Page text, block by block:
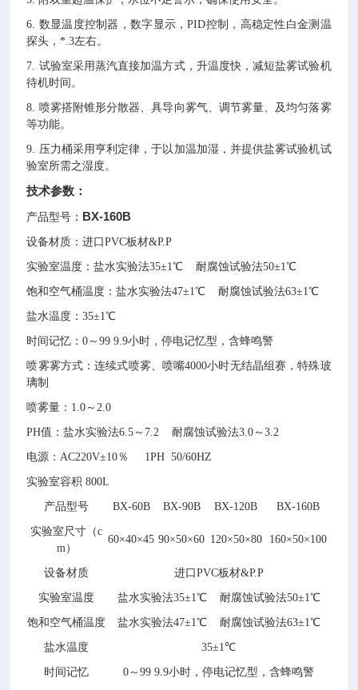
6. 数显温度控制器，数字显示，PID控制，高稳定性白金测温
探头，*.3左右。
7. 试验室采用蒸汽直接加温方式，升温度快，减短盐雾试验机
待机时间。
8. 喷雾搭附锥形分散器、具导向雾气、调节雾量、及均匀落雾
等功能。
9. 压力桶采用亨利定律，于以加温加湿，并提供盐雾试验机试
验室所需之湿度。
技术参数：
产品型号： BX-160B
设备材质：进口PVC板材&P.P
实验室温度：盐水实验法35±1℃ 耐腐蚀试验法50±1℃
饱和空气桶温度：盐水实验法47±1℃ 耐腐蚀试验法63±1℃
盐水温度：35±1℃
时间记忆：0～99 9.9小时，停电记忆型，含蜂鸣警
喷雾雾方式：连续式喷雾、喷嘴4000小时无结晶组赛，特殊玻
璃制
喷雾量：1.0～2.0
PH值：盐水实验法6.5～7.2 耐腐蚀试验法3.0～3.2
电源：AC220V±10％ 1PH 50/60HZ
实验室容积 800L
产品型号 BX-60B BX-90B BX-120B BX-160B
实验室尺寸（c
m）
60×40×45 90×50×60 120×50×80 160×50×100
设备材质 进口PVC板材&P.P
实验室温度 盐水实验法35±1℃ 耐腐蚀试验法50±1℃
饱和空气桶温度 盐水实验法47±1℃ 耐腐蚀试验法63±1℃
盐水温度 35±1℃
时间记忆 0～99 9.9小时，停电记忆型，含蜂鸣警